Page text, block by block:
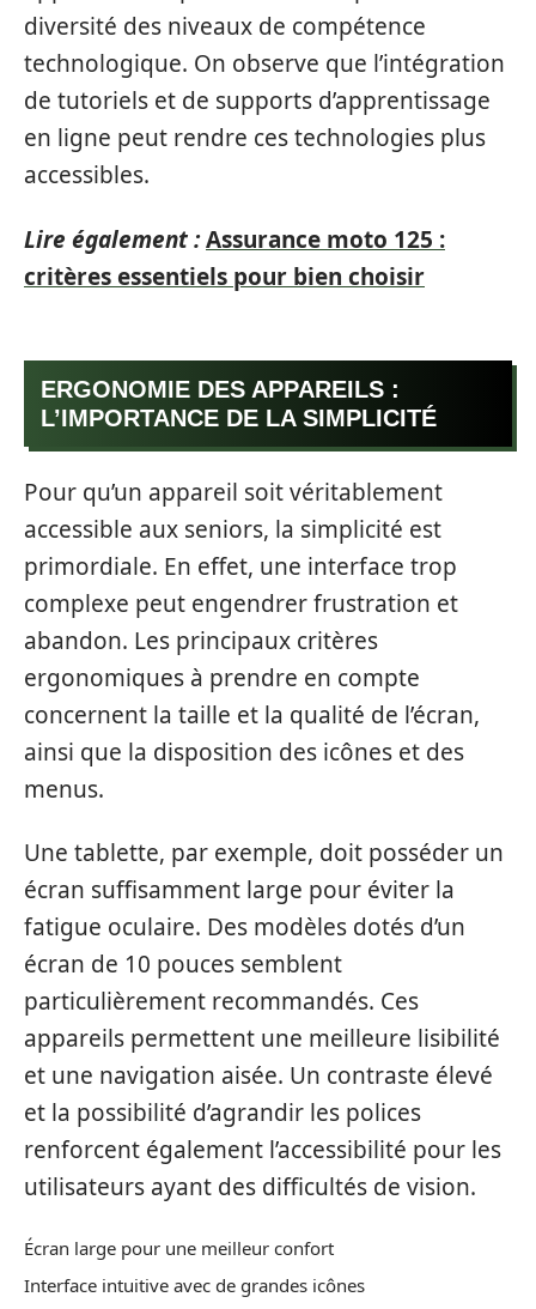
diversité des niveaux de compétence
technologique. On observe que l’intégration
de tutoriels et de supports d’apprentissage
en ligne peut rendre ces technologies plus
accessibles.
Lire également :Assurance moto 125 :
critères essentiels pour bien choisir
ERGONOMIE DES APPAREILS :
L’IMPORTANCE DE LA SIMPLICITÉ
Pour qu’un appareil soit véritablement
accessible aux seniors, la simplicité est
primordiale. En effet, une interface trop
complexe peut engendrer frustration et
abandon. Les principaux critères
ergonomiques à prendre en compte
concernent la taille et la qualité de l’écran,
ainsi que la disposition des icônes et des
menus.
Une tablette, par exemple, doit posséder un
écran suffisamment large pour éviter la
fatigue oculaire. Des modèles dotés d’un
écran de 10 pouces semblent
particulièrement recommandés. Ces
appareils permettent une meilleure lisibilité
et une navigation aisée. Un contraste élevé
et la possibilité d’agrandir les polices
renforcent également l’accessibilité pour les
utilisateurs ayant des difficultés de vision.
Écran large pour une meilleur confort
Interface intuitive avec de grandes icônes